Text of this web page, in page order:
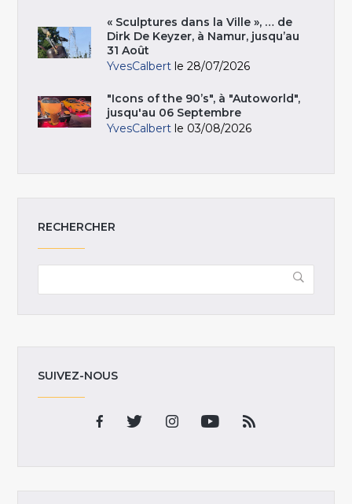
« Sculptures dans la Ville », … de
Dirk De Keyzer, à Namur, jusqu’au
31 Août
YvesCalbert le 28/07/2026
"Icons of the 90’s", à "Autoworld",
jusqu'au 06 Septembre
YvesCalbert le 03/08/2026
RECHERCHER
SUIVEZ-NOUS